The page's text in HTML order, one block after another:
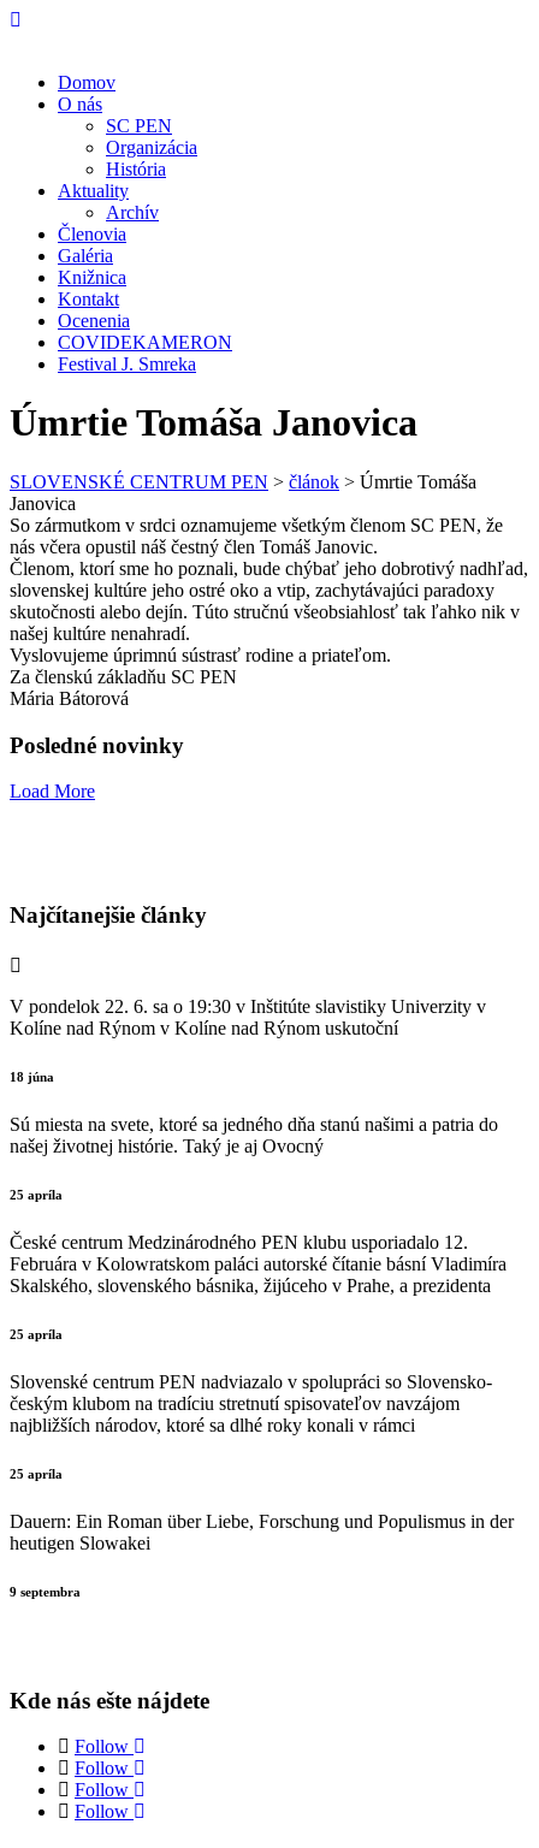
Domov
O nás
SC PEN
Organizácia
História
Aktuality
Archív
Členovia
Galéria
Knižnica
Kontakt
Ocenenia
COVIDEKAMERON
Festival J. Smreka
Úmrtie Tomáša Janovica
SLOVENSKÉ CENTRUM PEN > článok > Úmrtie Tomáša
Janovica
So zármutkom v srdci oznamujeme všetkým členom SC PEN, že
nás včera opustil náš čestný člen Tomáš Janovic.
Členom, ktorí sme ho poznali, bude chýbať jeho dobrotivý nadhľad,
slovenskej kultúre jeho ostré oko a vtip, zachytávajúci paradoxy
skutočnosti alebo dejín. Túto stručnú všeobsiahlosť tak ľahko nik v
našej kultúre nenahradí.
Vyslovujeme úprimnú sústrasť rodine a priateľom.
Za členskú základňu SC PEN
Mária Bátorová
Posledné novinky
Load More
Najčítanejšie články
V pondelok 22. 6. sa o 19:30 v Inštitúte slavistiky Univerzity v
Kolíne nad Rýnom v Kolíne nad Rýnom uskutoční
18 júna
Sú miesta na svete, ktoré sa jedného dňa stanú našimi a patria do
našej životnej histórie. Taký je aj Ovocný
25 apríla
České centrum Medzinárodného PEN klubu usporiadalo 12.
Februára v Kolowratskom paláci autorské čítanie básní Vladimíra
Skalského, slovenského básnika, žijúceho v Prahe, a prezidenta
25 apríla
Slovenské centrum PEN nadviazalo v spolupráci so Slovensko-
českým klubom na tradíciu stretnutí spisovateľov navzájom
najbližších národov, ktoré sa dlhé roky konali v rámci
25 apríla
Dauern: Ein Roman über Liebe, Forschung und Populismus in der
heutigen Slowakei
9 septembra
Kde nás ešte nájdete
Follow
Follow
Follow
Follow